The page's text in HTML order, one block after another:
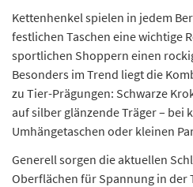
Kettenhenkel spielen in jedem
festlichen Taschen eine wichtige
sportlichen Shoppern einen
Besonders im Trend liegt die
zu Tier-Prägungen: Schwarze
auf silber glänzende Träger – bei
Umhängetaschen oder kleinen
Generell sorgen die aktuellen
Oberflächen für Spannung in der